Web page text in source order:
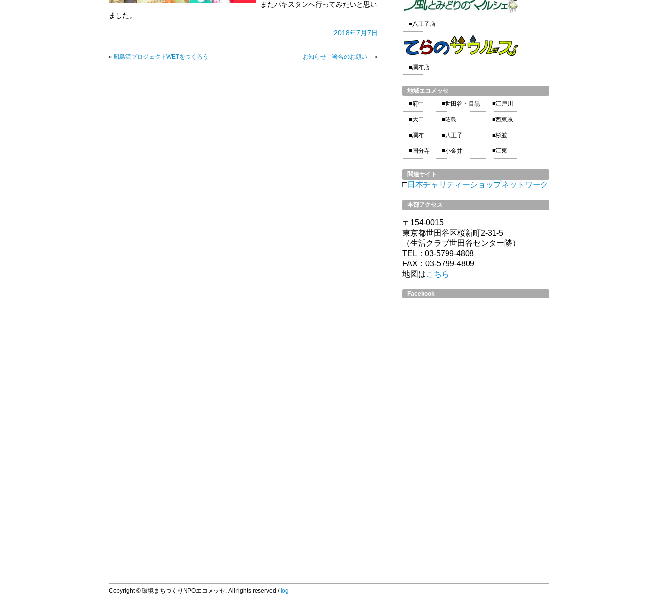
またパキスタンへ行ってみたいと思い
ました。
2018年7月7日
« 昭島流プロジェクトWETをつくろう お知らせ 署名のお願い »
■八王子店
■調布店
地域エコメッセ
■府中
■世田谷・目黒 ■江戸川
■大田 ■昭島 ■西東京
■調布 ■八王子 ■杉並
■国分寺 ■小金井 ■江東
関連サイト
□日本チャリティーショップネットワーク
本部アクセス
〒154-0015
東京都世田谷区桜新町2-31-5
（生活クラブ世田谷センター隣）
TEL：03-5799-4808
FAX：03-5799-4809
地図はこちら
Facebook
Copyright © 環境まちづくりNPOエコメッセ, All rights reserved / log